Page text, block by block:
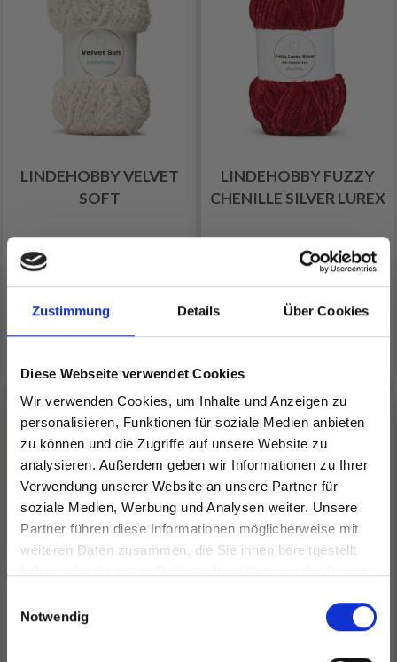
Zustimmung Details Über Cookies
Diese Webseite verwendet Cookies
Wir verwenden Cookies, um Inhalte und Anzeigen zu
personalisieren, Funktionen für soziale Medien anbieten
zu können und die Zugriffe auf unsere Website zu
analysieren. Außerdem geben wir Informationen zu Ihrer
Verwendung unserer Website an unsere Partner für
soziale Medien, Werbung und Analysen weiter. Unsere
Partner führen diese Informationen möglicherweise mit
weiteren Daten zusammen, die Sie ihnen bereitgestellt
Notwendig
LINDEHOBBY VELVET
SOFT
LINDEHOBBY FUZZY
CHENILLE SILVER LUREX
EUR 3.65 EUR 7.30
KREMKE SOUL WOOL
29% Rabatt
GO HANDMADE
COCKTAIL "DELUXE"
Spare bis zu 50%
und erhalte exklusiven Zugang zu